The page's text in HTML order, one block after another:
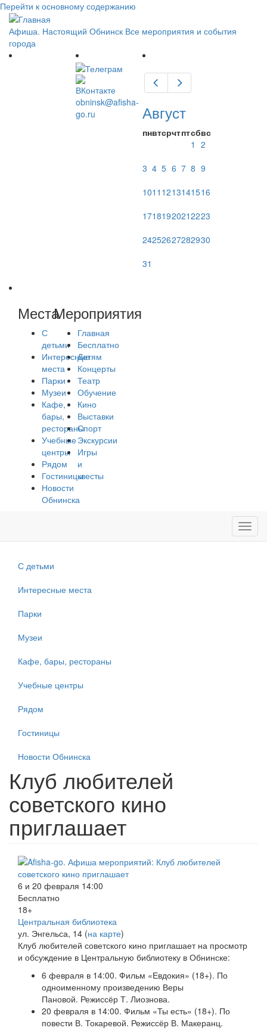
Перейти к основному содержанию
Афиша. Настоящий Обнинск Все мероприятия и события
города
obninsk@afisha-
go.ru
Предыдущий
Август
пнвтсрчтптсбвс
1 2
3 4 5 6 7 8 9
1011 1213141516
17181920212223
24252627282930
31
Места
С
детьми
Интересные
места
Парки
Музеи
Кафе,
бары,
рестораны
Учебные
центры
Рядом
Гостиницы
Новости
Обнинска
Мероприятия
Главная
Бесплатно
Детям
Концерты
Театр
Обучение
Кино
Выставки
Спорт
Экскурсии
Игры
и
квесты
С детьми
Интересные места
Парки
Музеи
Кафе, бары, рестораны
Учебные центры
Рядом
Гостиницы
Новости Обнинска
Клуб любителей
советского кино
приглашает
6 и 20 февраля 14:00
Бесплатно
18+
Центральная библиотека
ул. Энгельса, 14 (на карте)
Клуб любителей советского кино приглашает на просмотр
и обсуждение в Центральную библиотеку в Обнинске:
6 февраля в 14:00. Фильм «Евдокия» (18+). По
одноименному произведению Веры
Пановой. Режиссёр Т. Лиознова.
20 февраля в 14:00. Фильм «Ты есть» (18+). По
повести В. Токаревой. Режиссёр В. Макеранц.